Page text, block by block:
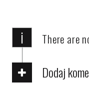
i There are
Dodaj